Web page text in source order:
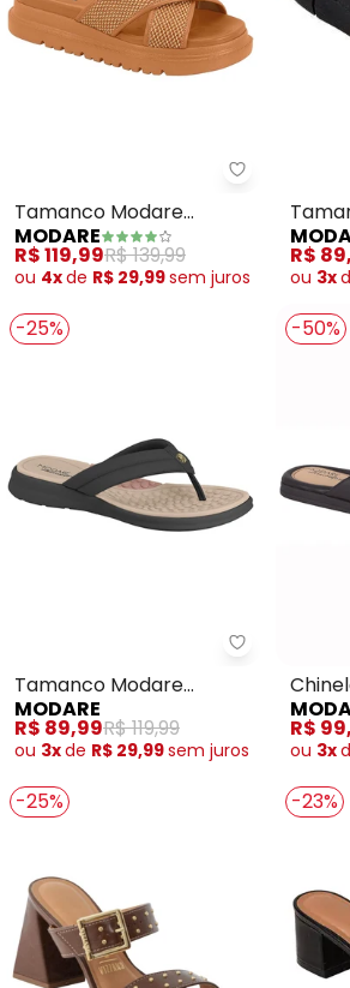
Modare -
Tamanco Modare
(Marrom)
MODARE
R$ 119,99R$ 139,99
ou 4xde R$ 29,99sem juros
R$
ou 3x
-25%
Modare -
Tamanco Modare
(Preto)
MODARE
R$ 89,99R$ 119,99
ou 3xde R$ 29,99sem juros
-50%
R$
ou 3x
-25% -23%
Nós utilizamos cookies e tecnologias
experiência de compra, incluindo conteúdo
publicidade personalizada. Ao continuar
que você está ciente e concorda com a
Privacidade
Aceitar todos os
Configurar